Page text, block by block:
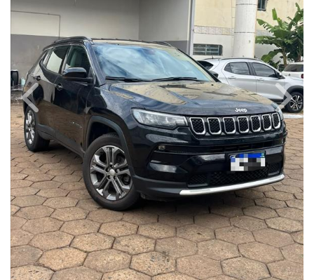
Previous Next